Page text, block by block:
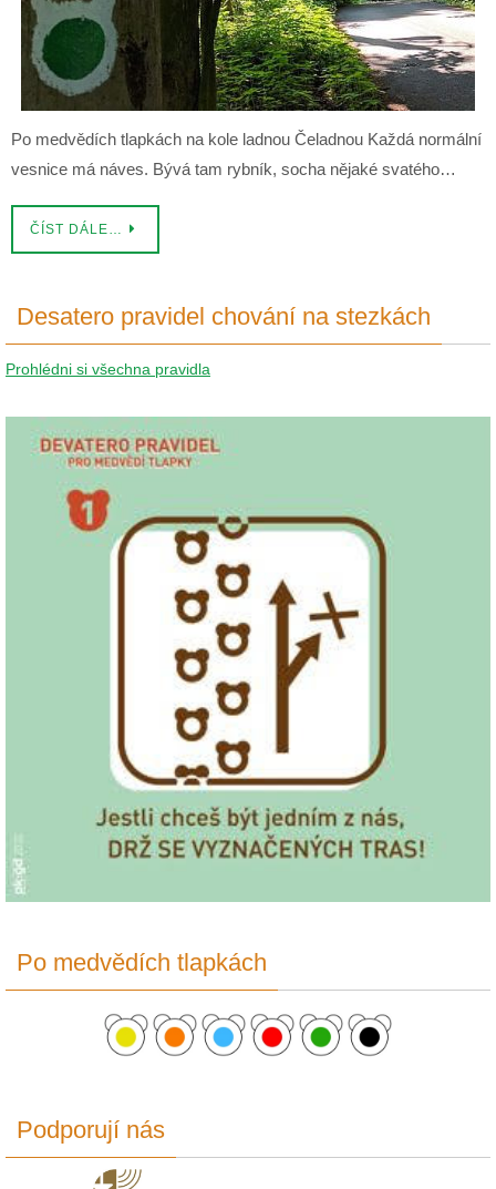
Po medvědích tlapkách na kole ladnou Čeladnou Každá normální
vesnice má náves. Bývá tam rybník, socha nějaké svatého…
ČÍST DÁLE…
Desatero pravidel chování na stezkách
Prohlédni si všechna pravidla
Po medvědích tlapkách
Podporují nás